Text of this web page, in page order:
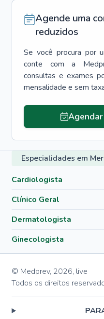
Agende uma
reduzidos
Se você procura por
conte com a
consultas e exames
mensalidade e sem
Especialidades em
Cardiologista
Clínico Geral
Dermatologista
Ginecologista
© Medprev, 2026, live
Todos os direitos